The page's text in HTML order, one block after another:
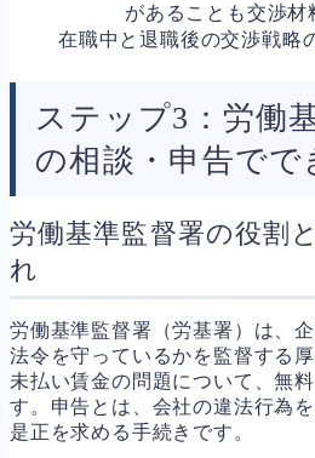
があることも交渉材
在職中と退職後の交渉戦略
ステップ3：労働
の相談・申告でで
労働基準監督署の役割
れ
労働基準監督署（労基署）は、
法令を守っているかを監督する
未払い賃金の問題について、無
す。申告とは、会社の違法行為
是正を求める手続きです。